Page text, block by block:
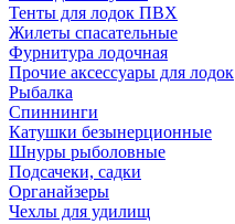
Тенты для лодок ПВХ
Жилеты спасательные
Фурнитура лодочная
Прочие аксессуары для лодок
Рыбалка
Спиннинги
Катушки безынерционные
Шнуры рыболовные
Подсачеки, садки
Органайзеры
Чехлы для удилищ